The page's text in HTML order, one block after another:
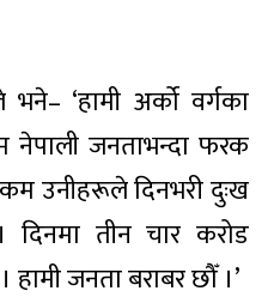
‘हामी अर्को वर्गका
नेपाली जनताभन्दा फरक
उनीहरूले दिनभरी दुःख
दिनमा तीन चार करोड
जनता बराबर छौँ ।’